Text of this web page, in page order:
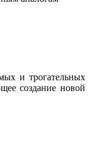
и трогательных
создание новой